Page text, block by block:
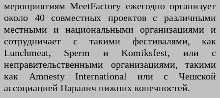
мероприятиям MeetFactory ежегодно организует
около 40 совместных проектов с различными
местными и национальными организациями и
сотрудничает с такими фестивалями, как
Lunchmeat, Sperm и Komiksfest, или с
неправительственными организациями, такими
как Amnesty International или с Чешской
ассоциацией Паралич нижних конечностей.